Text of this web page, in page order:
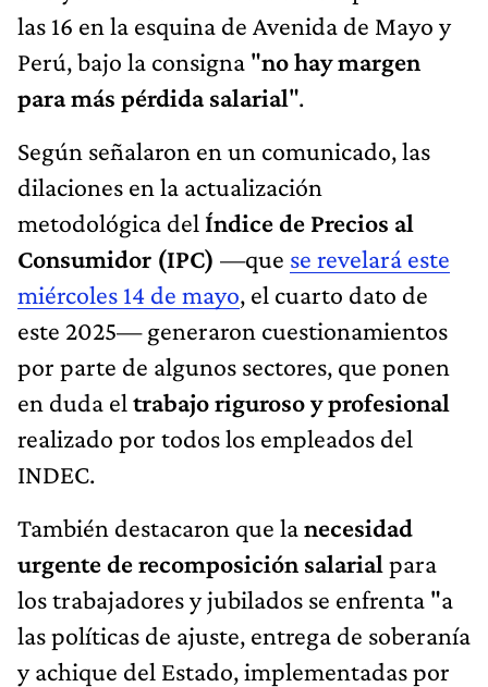
las 16 en la esquina de Avenida de Mayo y
Perú, bajo la consigna "no hay margen
para más pérdida salarial".
Según señalaron en un comunicado, las
dilaciones en la actualización
metodológica del Índice de Precios al
Consumidor (IPC) —que se revelará este
miércoles 14 de mayo, el cuarto dato de
este 2025— generaron cuestionamientos
por parte de algunos sectores, que ponen
en duda el trabajo riguroso y profesional
realizado por todos los empleados del
INDEC.
También destacaron que lanecesidad
urgente de recomposición salarial para
los trabajadores y jubilados se enfrenta "a
las políticas de ajuste, entrega de soberanía
y achique del Estado, implementadas por